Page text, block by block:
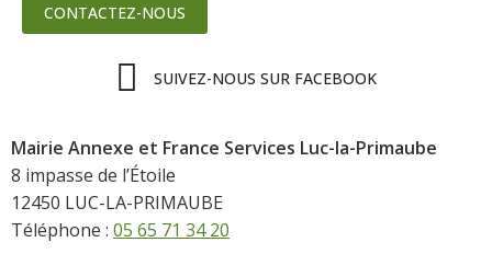
CONTACTEZ-NOUS
SUIVEZ-NOUS SUR FACEBOOK
Mairie Annexe et France Services Luc-la-Primaube
8 impasse de l’Étoile
12450 LUC-LA-PRIMAUBE
Téléphone : 05 65 71 34 20